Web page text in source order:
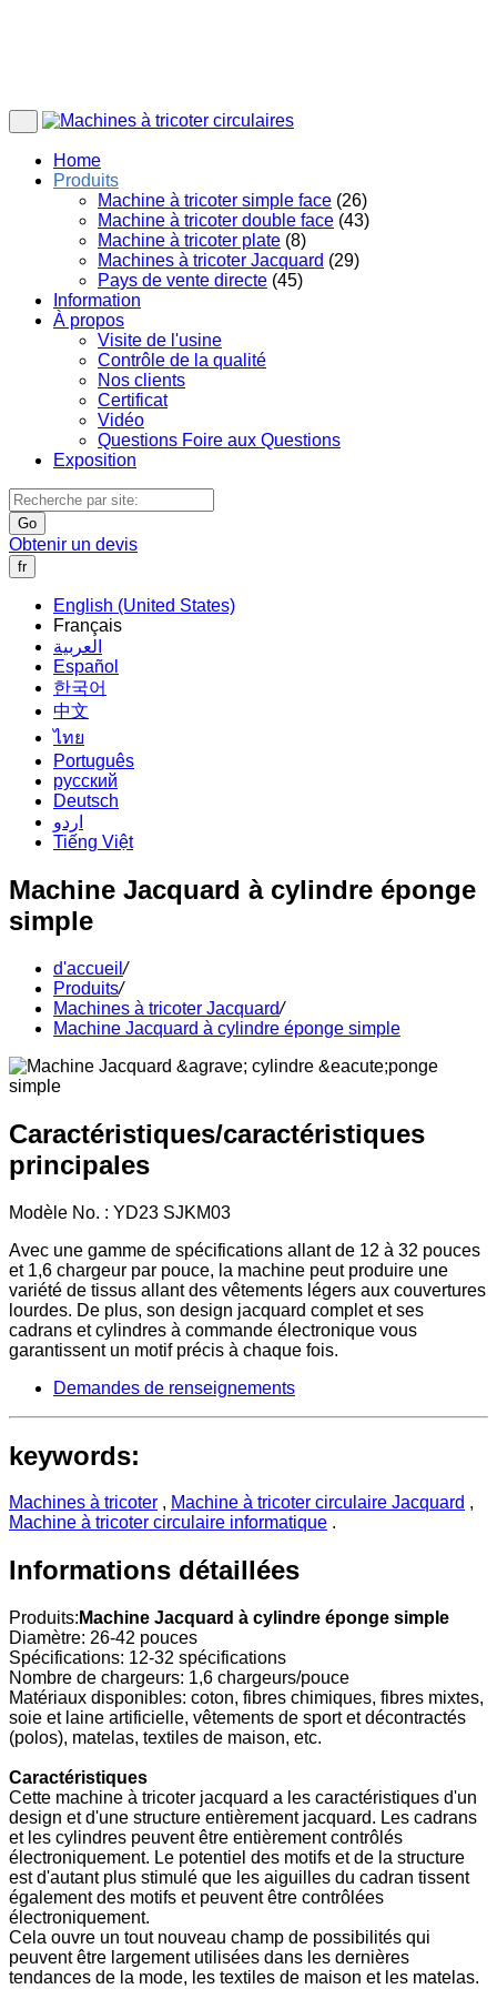
Home
Produits
Machine à tricoter simple face (26)
Machine à tricoter double face (43)
Machine à tricoter plate (8)
Machines à tricoter Jacquard (29)
Pays de vente directe (45)
Information
À propos
Visite de l'usine
Contrôle de la qualité
Nos clients
Certificat
Vidéo
Questions Foire aux Questions
Exposition
Go
Obtenir un devis
fr
English (United States)
Français
العربية
Español
한국어
中文
ไทย
Português
русский
Deutsch
اردو
Tiếng Việt
Machine Jacquard à cylindre éponge
simple
d'accueil/
Produits/
Machines à tricoter Jacquard/
Machine Jacquard à cylindre éponge simple
Caractéristiques/caractéristiques
principales
Modèle No. : YD23 SJKM03
Avec une gamme de spécifications allant de 12 à 32 pouces
et 1,6 chargeur par pouce, la machine peut produire une
variété de tissus allant des vêtements légers aux couvertures
lourdes. De plus, son design jacquard complet et ses
cadrans et cylindres à commande électronique vous
garantissent un motif précis à chaque fois.
Demandes de renseignements
keywords:
Machines à tricoter , Machine à tricoter circulaire Jacquard ,
Machine à tricoter circulaire informatique .
Informations détaillées
Produits: Machine Jacquard à cylindre éponge simple
Diamètre: 26-42 pouces
Spécifications: 12-32 spécifications
Nombre de chargeurs: 1,6 chargeurs/pouce
Matériaux disponibles: coton, fibres chimiques, fibres mixtes,
soie et laine artificielle, vêtements de sport et décontractés
(polos), matelas, textiles de maison, etc.
Caractéristiques
Cette machine à tricoter jacquard a les caractéristiques d'un
design et d'une structure entièrement jacquard. Les cadrans
et les cylindres peuvent être entièrement contrôlés
électroniquement. Le potentiel des motifs et de la structure
est d'autant plus stimulé que les aiguilles du cadran tissent
également des motifs et peuvent être contrôlées
électroniquement.
Cela ouvre un tout nouveau champ de possibilités qui
peuvent être largement utilisées dans les dernières
tendances de la mode, les textiles de maison et les matelas.